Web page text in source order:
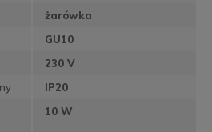
żarówka
GU10
230 V
IP20
10 W